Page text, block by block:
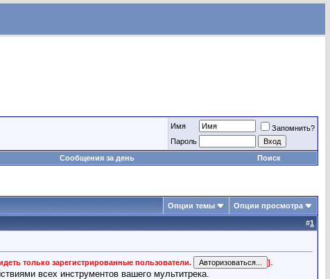
Имя
Запомнить?
Пароль
Сообщения за день Поиск
Опции темы Опции просмотра
#1
только зарегистрированные пользователи. ] .
всех инструментов вашего мультитрека.